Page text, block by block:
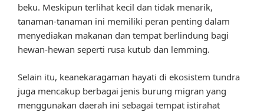
beku. Meskipun terlihat kecil dan tidak menarik,
tanaman-tanaman ini memiliki peran penting dalam
menyediakan makanan dan tempat berlindung bagi
hewan-hewan seperti rusa kutub dan lemming.
Selain itu, keanekaragaman hayati di ekosistem tundra
juga mencakup berbagai jenis burung migran yang
menggunakan daerah ini sebagai tempat istirahat